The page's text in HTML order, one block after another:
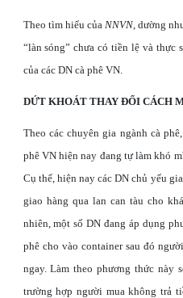
Theo tìm hiểu của NNVN, dường
“làn sóng” chưa có tiền lệ và thực
của các DN cà phê VN.
DỨT KHOÁT THAY ĐỔI CÁCH
Theo các chuyên gia ngành cà
phê VN hiện nay đang tự làm khó
Cụ thể, hiện nay các DN chủ yếu
giao hàng qua lan can tàu cho
nhiên, một số DN đang áp dụng
phê cho vào container sau đó
ngay. Làm theo phương thức này
trường hợp người mua không trả